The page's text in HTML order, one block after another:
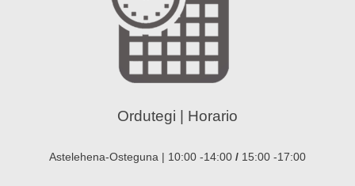
Ordutegi | Horario
Astelehena-Osteguna | 10:00 -14:00 / 15:00 -17:00